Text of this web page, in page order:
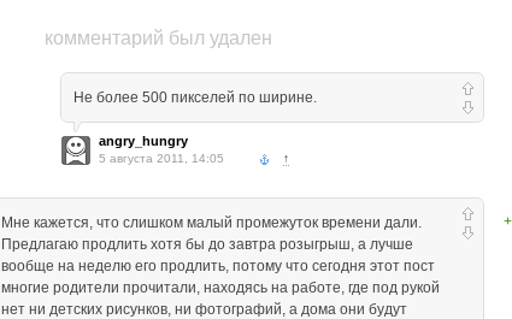
комментарий был удален
Не более 500 пикселей по ширине.
angry_hungry
5 августа 2011, 14:05 ↑
Мне кажется, что слишком малый промежуток времени дали.
Предлагаю продлить хотя бы до завтра розыгрыш, а лучше
вообще на неделю его продлить, потому что сегодня этот пост
многие родители прочитали, находясь на работе, где под рукой
нет ни детских рисунков, ни фотографий, а дома они будут